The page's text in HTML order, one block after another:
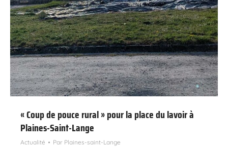
« Coup de pouce rural » pour la place du lavoir à
Plaines-Saint-Lange
Actualité Par Plaines-saint-Lange